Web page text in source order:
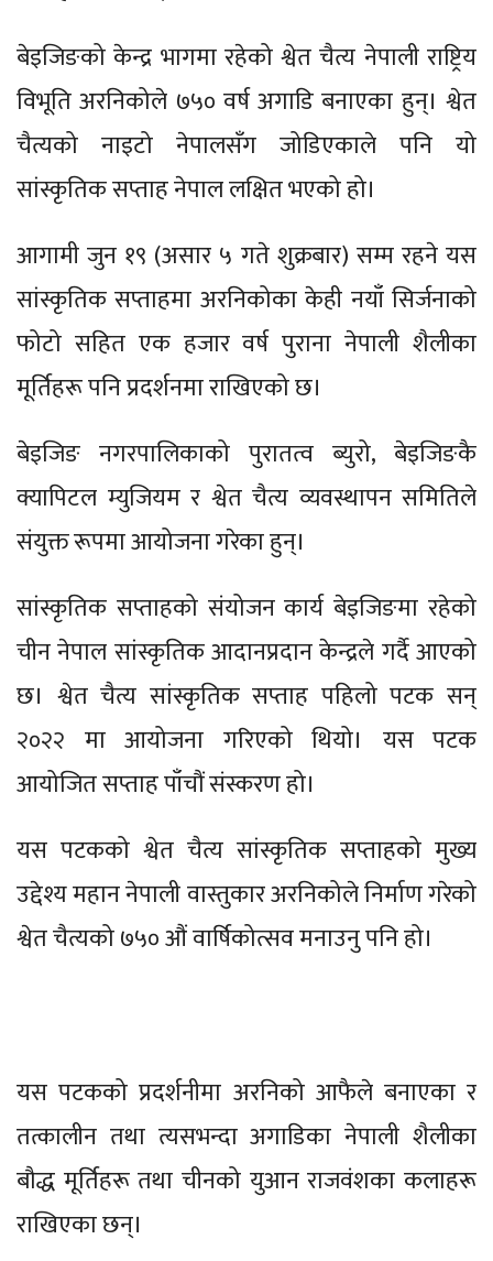
बेइजिङको केन्द्र भागमा रहेको श्वेत चैत्य नेपाली राष्ट्रिय
विभूति अरनिकोले ७५० वर्ष अगाडि बनाएका हुन्। श्वेत
चैत्यको नाइटो नेपालसँग जोडिएकाले पनि यो
सांस्कृतिक सप्ताह नेपाल लक्षित भएको हो।
आगामी जुन १९ (असार ५ गते शुक्रबार) सम्म रहने यस
सांस्कृतिक सप्ताहमा अरनिकोका केही नयाँ सिर्जनाको
फोटो सहित एक हजार वर्ष पुराना नेपाली शैलीका
मूर्तिहरू पनि प्रदर्शनमा राखिएको छ।
बेइजिङ नगरपालिकाको पुरातत्व ब्युरो, बेइजिङकै
क्यापिटल म्युजियम र श्वेत चैत्य व्यवस्थापन समितिले
संयुक्त रूपमा आयोजना गरेका हुन्।
सांस्कृतिक सप्ताहको संयोजन कार्य बेइजिङमा रहेको
चीन नेपाल सांस्कृतिक आदानप्रदान केन्द्रले गर्दै आएको
छ। श्वेत चैत्य सांस्कृतिक सप्ताह पहिलो पटक सन्
२०२२ मा आयोजना गरिएको थियो। यस पटक
आयोजित सप्ताह पाँचौं संस्करण हो।
यस पटकको श्वेत चैत्य सांस्कृतिक सप्ताहको मुख्य
उद्देश्य महान नेपाली वास्तुकार अरनिकोले निर्माण गरेको
श्वेत चैत्यको ७५० औं वार्षिकोत्सव मनाउनु पनि हो।
यस पटकको प्रदर्शनीमा अरनिको आफैले बनाएका र
तत्कालीन तथा त्यसभन्दा अगाडिका नेपाली शैलीका
बौद्ध मूर्तिहरू तथा चीनको युआन राजवंशका कलाहरू
राखिएका छन्।